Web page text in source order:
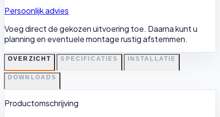
Persoonlijk advies
Voeg direct de gekozen uitvoering toe. Daarna kunt u
planning en eventuele montage rustig afstemmen.
OVERZICHT SPECIFICATIES INSTALLATIE
DOWNLOADS
Productomschrijving